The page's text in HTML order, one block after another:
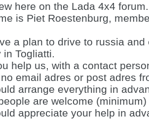
here on the Lada 4x4 forum.
is Piet Roestenburg,
a plan to drive to russia
in Togliatti.
help us, with a contact
email adres or post adres
arrange everything in
are welcome (minimum)
appreciate your help in